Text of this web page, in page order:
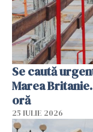
Se caută
Marea
oră
25 IULIE 2026